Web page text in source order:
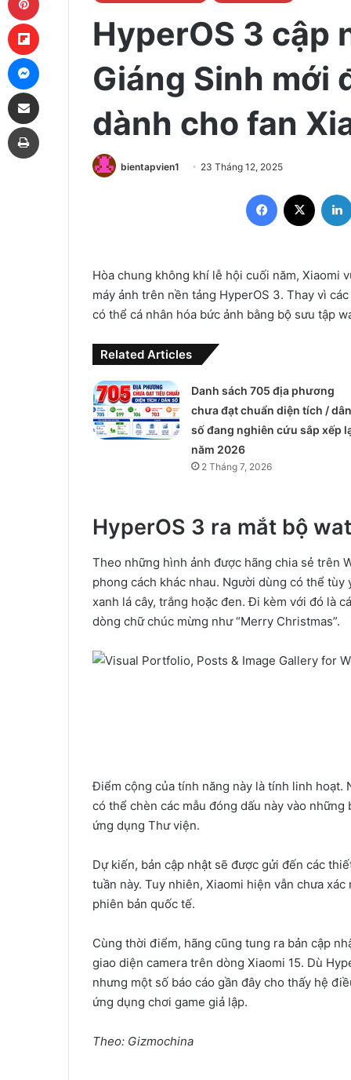
HyperOS 3 cập
Giáng Sinh mới
dành cho fan
bientapvien1 23 Tháng 12, 2025
Facebook
Hòa chung không khí lễ hội cuối năm, Xiaomi
máy ảnh trên nền tảng HyperOS 3. Thay vì
có thể cá nhân hóa bức ảnh bằng bộ sưu tập
Related Articles
Danh sách 705 địa phương
chưa đạt chuẩn diện tích / dân
số đang nghiên cứu sắp xếp
năm 2026
2 Tháng 7, 2026
HyperOS 3 ra mắt bộ
Theo những hình ảnh được hãng chia sẻ trên
phong cách khác nhau. Người dùng có thể
xanh lá cây, trắng hoặc đen. Đi kèm với đó là
dòng chữ chúc mừng như “Merry Christmas”.
Điểm cộng của tính năng này là tính linh
có thể chèn các mẫu đóng dấu này vào
ứng dụng Thư viện.
Dự kiến, bản cập nhật sẽ được gửi đến các
tuần này. Tuy nhiên, Xiaomi hiện vẫn chưa
phiên bản quốc tế.
Cùng thời điểm, hãng cũng tung ra bản cập
giao diện camera trên dòng Xiaomi 15. Dù
nhưng một số báo cáo gần đây cho thấy hệ
ứng dụng chơi game giả lập.
Theo: Gizmochina